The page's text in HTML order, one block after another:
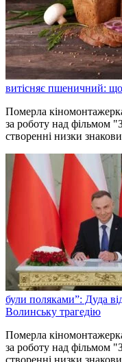
витісняє пшеничний:
Померла
за роботу над фільмом
створенні низки
були поляками”: Дуда
Волинську трагедію
Померла
за роботу над фільмом